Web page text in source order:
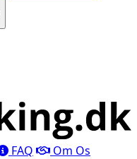
FAQ Om Os